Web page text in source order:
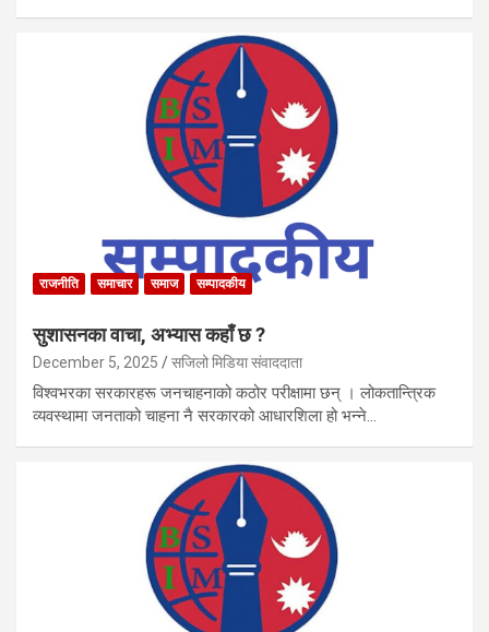
राजनीति समाचार समाज सम्पादकीय
सुशासनका वाचा, अभ्यास कहाँ छ ?
December 5, 2025 सजिलो मिडिया संवाददाता
विश्वभरका सरकारहरू जनचाहनाको कठोर परीक्षामा छन् । लोकतान्त्रिक
व्यवस्थामा जनताको चाहना नै सरकारको आधारशिला हो भन्ने…